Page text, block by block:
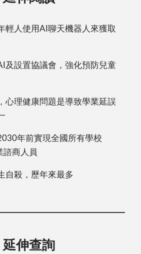
輕人使用AI聊天機器人來獲取
及設置協議會，強化預防兒童
心理健康問題是導致學業延誤
年前實現全國所有學校
諮商人員
自殺，歷年來最多
延伸查詢